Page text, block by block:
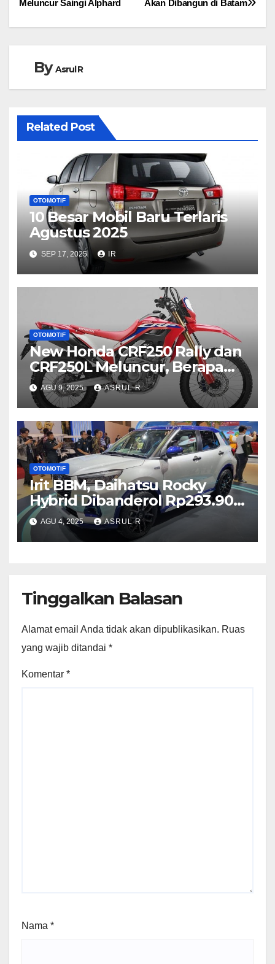
Akan Dibangun di Batam
Meluncur Saingi Alphard
ByAsrul R
Related Post
OTOMOTIF
10 Besar Mobil Baru Terlaris
Agustus 2025
SEP 17, 2025 IR
OTOMOTIF
New Honda CRF250 Rally dan
CRF250L Meluncur, Berapa
Harganya?
AGU 9, 2025 ASRUL R
OTOMOTIF
Irit BBM, Daihatsu Rocky
Hybrid Dibanderol Rp293.900
Juta
AGU 4, 2025 ASRUL R
Tinggalkan Balasan
Alamat email Anda tidak akan dipublikasikan. Ruas
yang wajib ditandai *
Komentar *
Nama *